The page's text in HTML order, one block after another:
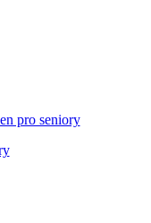
pro seniory